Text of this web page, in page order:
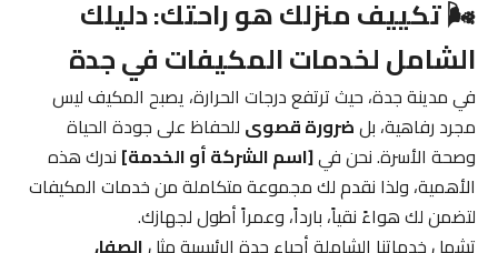
🌬️ تكييف منزلك هو راحتك: دليلك
الشامل لخدمات المكيفات في جدة
في مدينة جدة، حيث ترتفع درجات الحرارة، يصبح المكيف ليس
مجرد رفاهية، بلضرورة قصوى للحفاظ على جودة الحياة
وصحة الأسرة. نحن في[اسم الشركة أو الخدمة] ندرك هذه
الأهمية، ولذا نقدم لك مجموعة متكاملة من خدمات المكيفات
لتضمن لك هواءً نقياً، بارداً، وعمراً أطول لجهازك.
تشمل خدماتنا الشاملة أحياء جدة الرئيسية مثلالصفا،